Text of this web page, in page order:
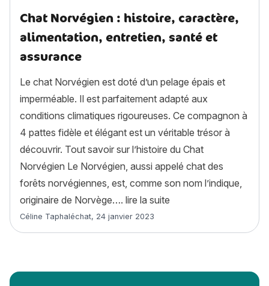
Chat Norvégien : histoire, caractère,
alimentation, entretien, santé et
assurance
Le chat Norvégien est doté d’un pelage épais et
imperméable. Il est parfaitement adapté aux
conditions climatiques rigoureuses. Ce compagnon à
4 pattes fidèle et élégant est un véritable trésor à
découvrir. Tout savoir sur l’histoire du Chat
Norvégien Le Norvégien, aussi appelé chat des
forêts norvégiennes, est, comme son nom l’indique,
originaire de Norvège…. lire la suite
Article rédigé par
Céline Taphaléchat, 24 janvier 2023